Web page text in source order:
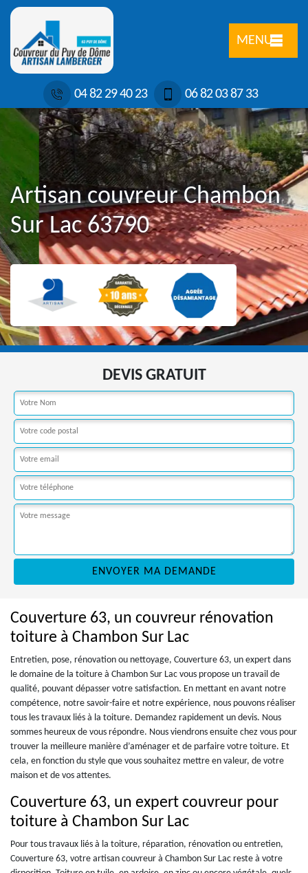
MENU
04 82 29 40 23 06 82 03 87 33
Artisan couvreur Chambon
Sur Lac 63790
DEVIS GRATUIT
Couverture 63, un couvreur rénovation
toiture à Chambon Sur Lac
Entretien, pose, rénovation ou nettoyage, Couverture 63, un expert dans
le domaine de la toiture à Chambon Sur Lac vous propose un travail de
qualité, pouvant dépasser votre satisfaction. En mettant en avant notre
compétence, notre savoir-faire et notre expérience, nous pouvons réaliser
tous les travaux liés à la toiture. Demandez rapidement un devis. Nous
sommes heureux de vous répondre. Nous viendrons ensuite chez vous pour
trouver la meilleure manière d’aménager et de parfaire votre toiture. Et
cela, en fonction du style que vous souhaitez mettre en valeur, de votre
maison et de vos attentes.
Couverture 63, un expert couvreur pour
toiture à Chambon Sur Lac
Pour tous travaux liés à la toiture, réparation, rénovation ou entretien,
Couverture 63, votre artisan couvreur à Chambon Sur Lac reste à votre